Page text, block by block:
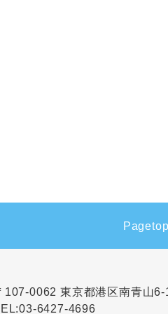
Pagetop
107-0062 東京都港区南青山6-
03-6427-4696